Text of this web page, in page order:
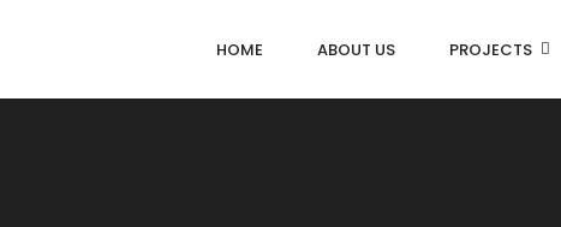
HOME ABOUT US PROJECTS